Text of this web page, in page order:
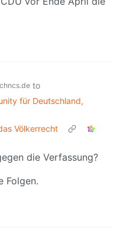
to
für Deutschland,
Völkerrecht
die Verfassung?
Folgen.